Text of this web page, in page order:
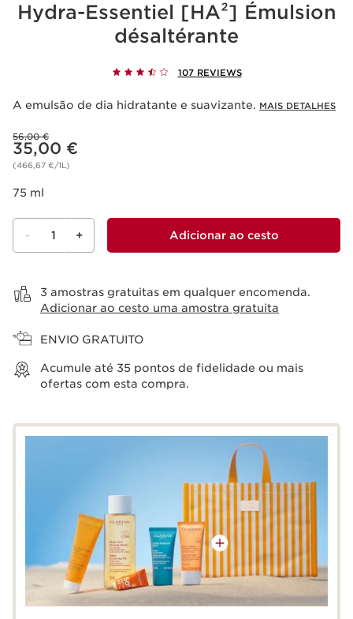
Hydra-Essentiel [HA²] Émulsion
désaltérante
107 REVIEWS
A emulsão de dia hidratante e suavizante. MAIS DETALHES
Preço anterior 56,00 €
56,00 €
Preço atual 35,00 €
35,00 €
(466,67 €/1L)
75 ml
- 1 + Adicionar ao cesto
3 amostras gratuitas em qualquer encomenda.
Adicionar ao cesto uma amostra gratuita
ENVIO GRATUITO
Acumule até 35 pontos de fidelidade ou mais
ofertas com esta compra.